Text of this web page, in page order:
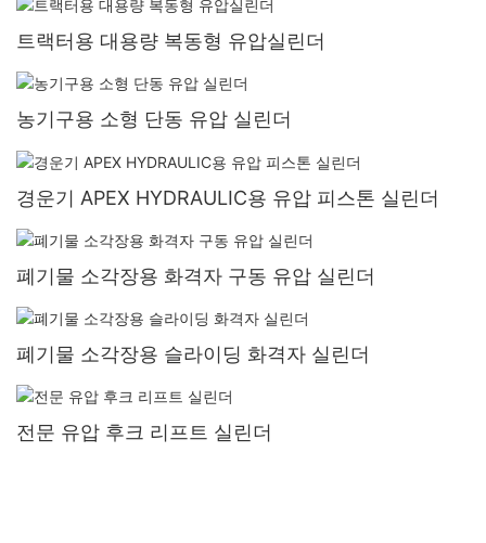
트랙터용 대용량 복동형 유압실린더
농기구용 소형 단동 유압 실린더
경운기 APEX HYDRAULIC용 유압 피스톤 실린더
폐기물 소각장용 화격자 구동 유압 실린더
폐기물 소각장용 슬라이딩 화격자 실린더
전문 유압 후크 리프트 실린더